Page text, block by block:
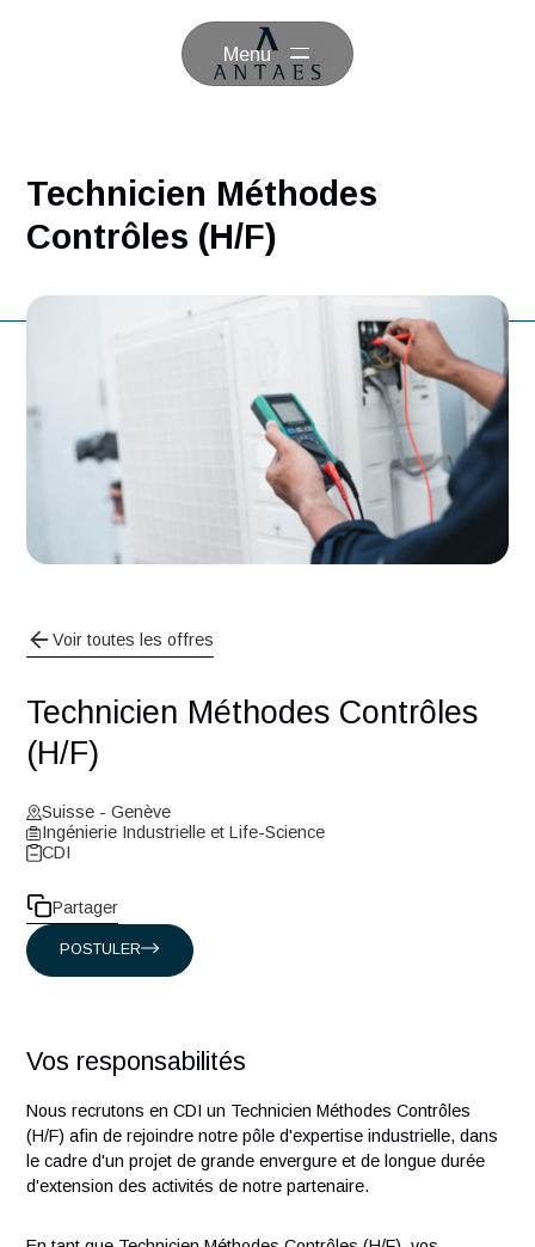
Menu
Technicien Méthodes
Contrôles (H/F)
Voir toutes les offres
(H/F)
Suisse - Genève
Ingénierie Industrielle et Life-Science
CDI
POSTULER
Vos responsabilités
Nous recrutons en CDI un Technicien Méthodes Contrôles